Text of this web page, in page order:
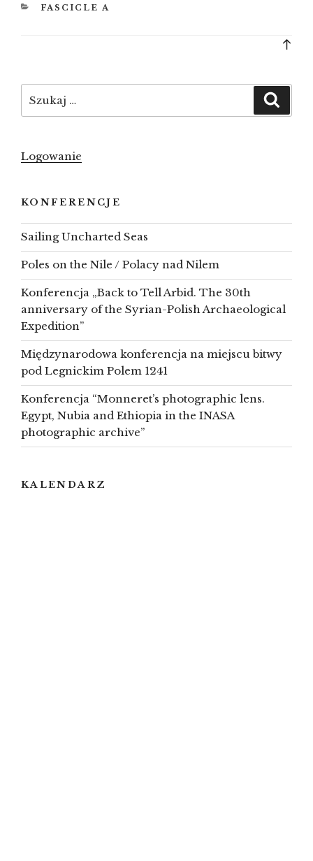
KATEGORIE
FASCICLE A
Logowanie
KONFERENCJE
Sailing Uncharted Seas
Poles on the Nile / Polacy nad Nilem
Konferencja „Back to Tell Arbid. The 30th
anniversary of the Syrian-Polish Archaeological
Expedition”
Międzynarodowa konferencja na miejscu bitwy
pod Legnickim Polem 1241
Konferencja “Monneret’s photographic lens.
Egypt, Nubia and Ethiopia in the INASA
photographic archive”
KALENDARZ